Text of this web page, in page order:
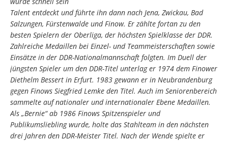
Talent entdeckt und führte ihn dann nach Jena, Zwickau, Bad
Salzungen, Fürstenwalde und Finow. Er zählte fortan zu den
besten Spielern der Oberliga, der höchsten Spielklasse der DDR.
Zahlreiche Medaillen bei Einzel- und Teammeisterschaften sowie
Einsätze in der DDR-Nationalmannschaft folgten. Im Duell der
jüngsten Spieler um den DDR-Titel unterlag er 1974 dem Finower
Diethelm Bessert in Erfurt. 1983 gewann er in Neubrandenburg
gegen Finows Siegfried Lemke den Titel. Auch im Seniorenbereich
sammelte auf nationaler und internationaler Ebene Medaillen.
Als „Bernie“ ab 1986 Finows Spitzenspieler und
Publikumsliebling wurde, holte das Stahlteam in den nächsten
drei Jahren den DDR-Meister Titel. Nach der Wende spielte er